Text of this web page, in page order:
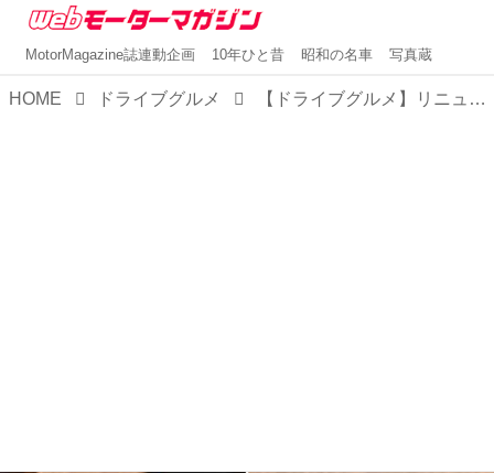
MotorMagazine誌連動企画 10年ひと昔 昭和の名車 写真蔵
HOME ドライブグルメ 【ドライブグルメ】リニューアルされた新東名高速道路・清水PA（上下集約）の注目グルメは、ラーメンとおでん！